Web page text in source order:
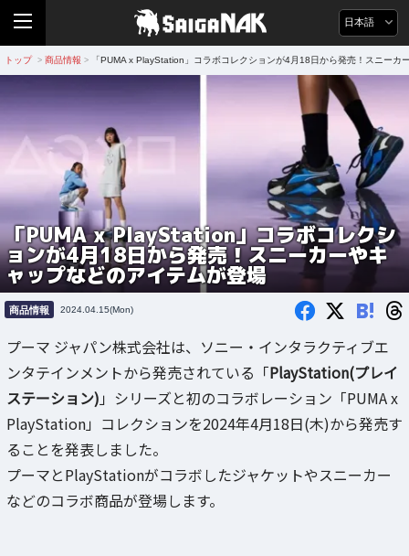
日本語
トップ > 商品情報 > 「PUMA x PlayStation」コラボコレクションが4月18日から発売！スニーカ
「PUMA x PlayStation」コラボコレクシ
ョンが4月18日から発売！スニーカーやキ
ャップなどのアイテムが登場
商品情報 2024.04.15(Mon) B!
プーマ ジャパン株式会社は、ソニー・インタラクティブエ
ンタテインメントから発売されている「PlayStation(プレイ
ステーション) 」シリーズと初のコラボレーション「PUMA x
PlayStation」コレクションを2024年4月18日(木)から発売す
ることを発表しました。
プーマとPlayStationがコラボしたジャケットやスニーカー
などのコラボ商品が登場します。